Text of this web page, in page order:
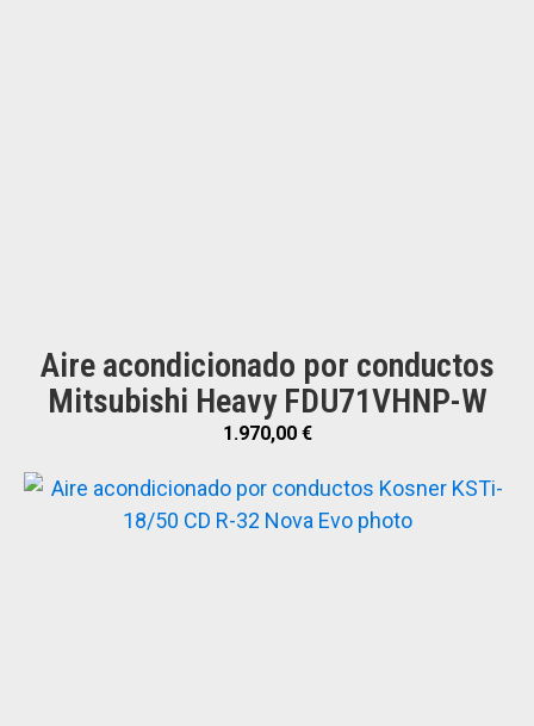
Aire acondicionado por conductos
Mitsubishi Heavy FDU71VHNP-W
1.970,00 €